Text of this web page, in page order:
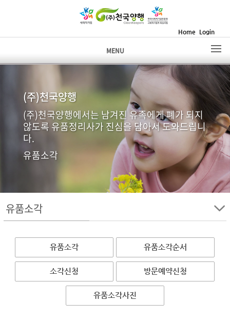
Home Login
MENU
(주)천국양행
(주)천국양행에서는 남겨진 유족에게 폐가 되지
않도록 유품정리사가 진심을 담아서 도와드립니
다.
유품소각
유품소각
유품소각 유품소각순서
소각신청 방문예약신청
유품소각사진